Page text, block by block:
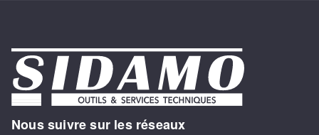
Nous suivre sur les réseaux